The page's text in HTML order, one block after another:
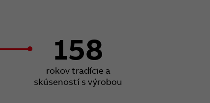
158
rokov tradície a
skúseností s výrobou